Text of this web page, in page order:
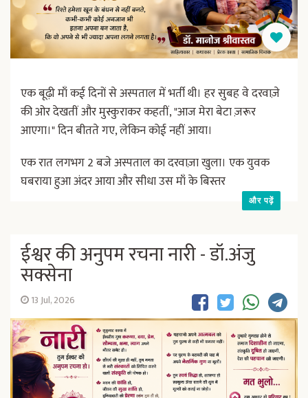
एक बूढ़ी माँ कई दिनों से अस्पताल में भर्ती थी। हर सुबह वे दरवाज़े
की ओर देखतीं और मुस्कुराकर कहतीं, "आज मेरा बेटा ज़रूर
आएगा।" दिन बीतते गए, लेकिन कोई नहीं आया।
एक रात लगभग 2 बजे अस्पताल का दरवाज़ा खुला। एक युवक
घबराया हुआ अंदर आया और सीधा उस माँ के बिस्तर
और पढ़ें
ईश्वर की अनुपम रचना नारी - डॉ.अंजु
सक्सेना
13 Jul, 2026